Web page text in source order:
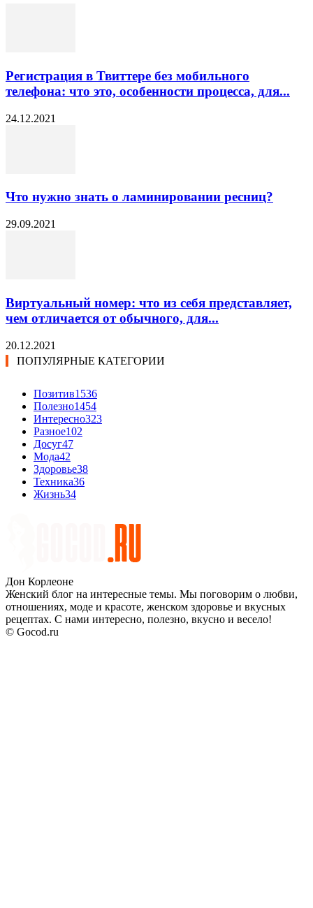
Регистрация в Твиттере без мобильного
телефона: что это, особенности процесса, для...
24.12.2021
Что нужно знать о ламинировании ресниц?
29.09.2021
Виртуальный номер: что из себя представляет,
чем отличается от обычного, для...
20.12.2021
ПОПУЛЯРНЫЕ КАТЕГОРИИ
Позитив1536
Полезно1454
Интересно323
Разное102
Досуг47
Мода42
Здоровье38
Техника36
Жизнь34
Дон Корлеоне
Женский блог на интересные темы. Мы поговорим о любви,
отношениях, моде и красоте, женском здоровье и вкусных
рецептах. С нами интересно, полезно, вкусно и весело!
© Gocod.ru